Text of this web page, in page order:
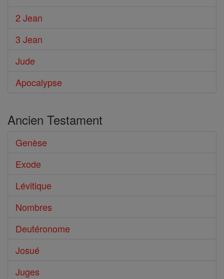
2 Jean
3 Jean
Jude
Apocalypse
Ancien Testament
Genèse
Exode
Lévitique
Nombres
Deutéronome
Josué
Juges